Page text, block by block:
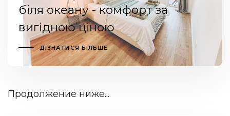
біля океану - комфорт за
вигідною ціною
ДІЗНАТИСЯ БІЛЬШЕ
Продолжение ниже...